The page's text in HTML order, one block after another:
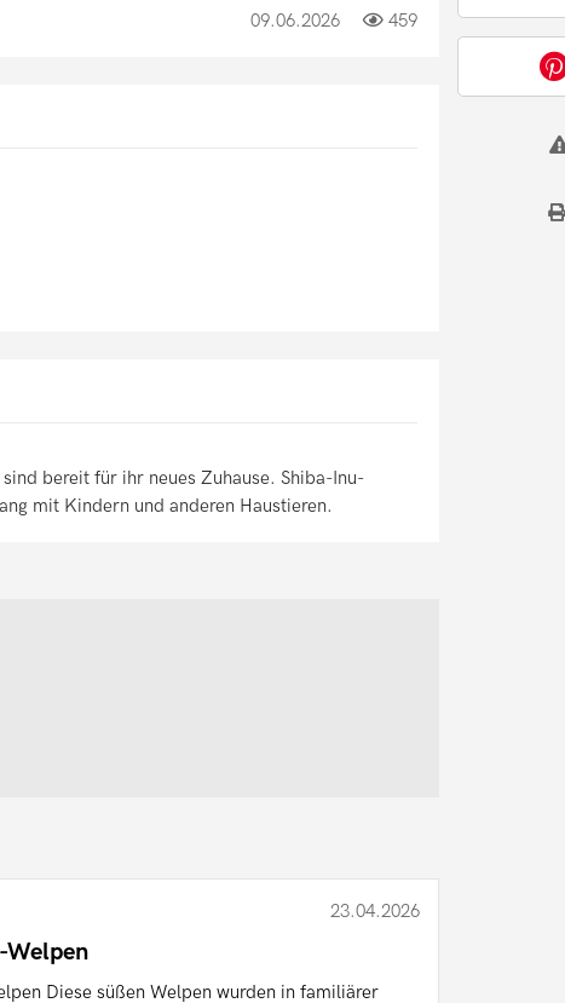
09.06.2026 459
bereit für ihr neues Zuhause. Shiba-Inu-
mit Kindern und anderen Haustieren.
23.04.2026
Welpen
Diese süßen Welpen wurden in familiärer